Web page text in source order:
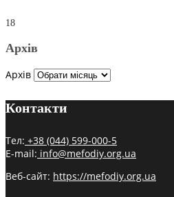
18
Архів
Архів
Контакти
Тел: +38 (044) 599-000-5
E-mail: info@mefodiy.org.ua
Веб-сайт: https://mefodiy.org.ua